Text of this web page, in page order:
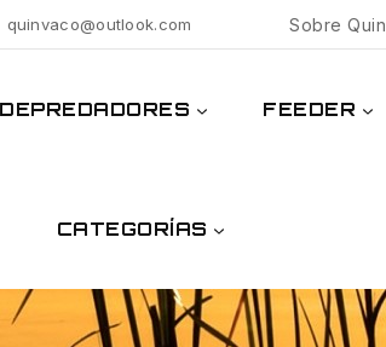
quinvaco@outlook.com Sobre
DEPREDADORES FEEDER
CATEGORÍAS